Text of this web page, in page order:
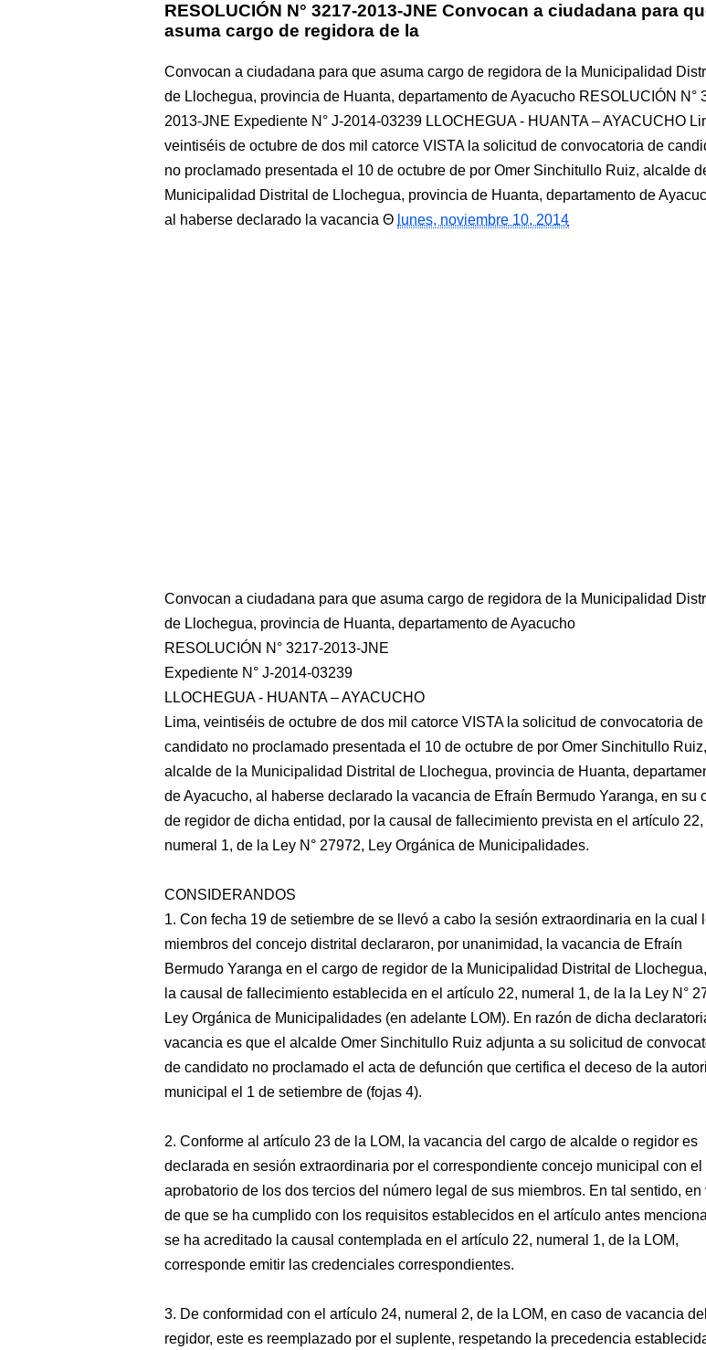
RESOLUCIÓN N° 3217-2013-JNE Convocan a ciudadana para
asuma cargo de regidora de la
Convocan a ciudadana para que asuma cargo de regidora de la Municipalidad
de Llochegua, provincia de Huanta, departamento de Ayacucho RESOLUCIÓN N°
2013-JNE Expediente N° J-2014-03239 LLOCHEGUA - HUANTA – AYACUCHO
veintiséis de octubre de dos mil catorce VISTA la solicitud de convocatoria de
no proclamado presentada el 10 de octubre de por Omer Sinchitullo Ruiz, alcalde
Municipalidad Distrital de Llochegua, provincia de Huanta, departamento de
al haberse declarado la vacancia
lunes, noviembre 10, 2014
Convocan a ciudadana para que asuma cargo de regidora de la Municipalidad
de Llochegua, provincia de Huanta, departamento de Ayacucho
RESOLUCIÓN N° 3217-2013-JNE
Expediente N° J-2014-03239
LLOCHEGUA - HUANTA – AYACUCHO
Lima, veintiséis de octubre de dos mil catorce VISTA la solicitud de convocatoria de
candidato no proclamado presentada el 10 de octubre de por Omer Sinchitullo Ruiz,
alcalde de la Municipalidad Distrital de Llochegua, provincia de Huanta,
de Ayacucho, al haberse declarado la vacancia de Efraín Bermudo Yaranga, en su
de regidor de dicha entidad, por la causal de fallecimiento prevista en el artículo 22,
numeral 1, de la Ley N° 27972, Ley Orgánica de Municipalidades.
CONSIDERANDOS
1. Con fecha 19 de setiembre de se llevó a cabo la sesión extraordinaria en la cual
miembros del concejo distrital declararon, por unanimidad, la vacancia de Efraín
Bermudo Yaranga en el cargo de regidor de la Municipalidad Distrital de
la causal de fallecimiento establecida en el artículo 22, numeral 1, de la la Ley N°
Ley Orgánica de Municipalidades (en adelante LOM). En razón de dicha
vacancia es que el alcalde Omer Sinchitullo Ruiz adjunta a su solicitud de
de candidato no proclamado el acta de defunción que certifica el deceso de la
municipal el 1 de setiembre de (fojas 4).
2. Conforme al artículo 23 de la LOM, la vacancia del cargo de alcalde o regidor es
declarada en sesión extraordinaria por el correspondiente concejo municipal con el
aprobatorio de los dos tercios del número legal de sus miembros. En tal sentido, en
de que se ha cumplido con los requisitos establecidos en el artículo antes
se ha acreditado la causal contemplada en el artículo 22, numeral 1, de la LOM,
corresponde emitir las credenciales correspondientes.
3. De conformidad con el artículo 24, numeral 2, de la LOM, en caso de vacancia del
regidor, este es reemplazado por el suplente, respetando la precedencia